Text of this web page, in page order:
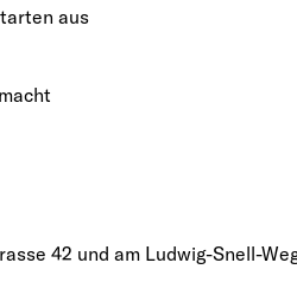
aus
42 und am Ludwig-Snell-